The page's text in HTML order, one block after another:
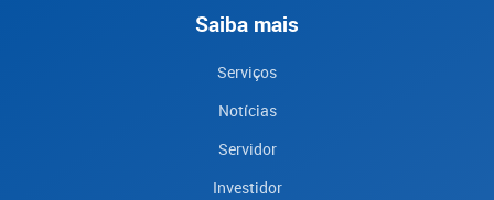
Saiba mais
Serviços
Notícias
Servidor
Investidor